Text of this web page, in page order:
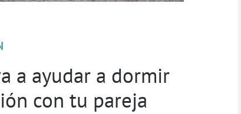
a ayudar a dormir
con tu pareja